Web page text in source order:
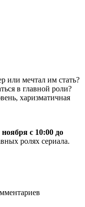
или мечтал им стать?
в главной роли?
харизматичная
с 10:00 до
ролях сериала.